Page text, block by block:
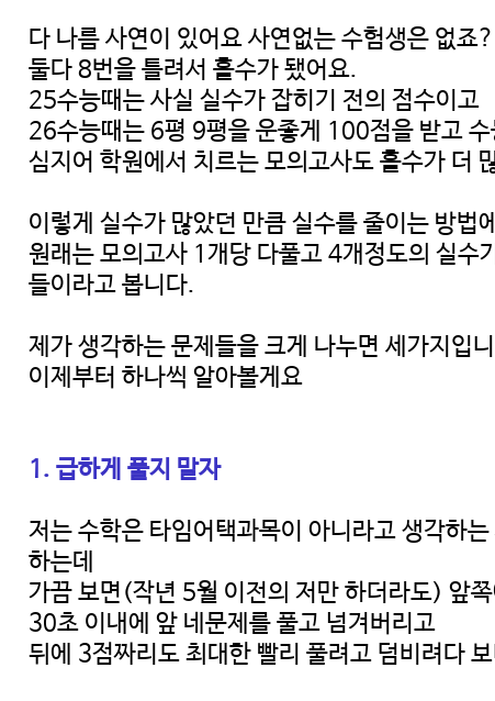
다 나름 사연이 있어요 사연없는 수험생은 없죠?
둘다 8번을 틀려서 홀수가 됐어요.
25수능때는 사실 실수가 잡히기 전의 점수이고
26수능때는 6평 9평을 운좋게 100점을 받고
심지어 학원에서 치르는 모의고사도 홀수가 더
이렇게 실수가 많았던 만큼 실수를 줄이는 방법
원래는 모의고사 1개당 다풀고 4개정도의 실수
들이라고 봅니다.
제가 생각하는 문제들을 크게 나누면 세가지입
이제부터 하나씩 알아볼게요
1. 급하게 풀지 말자
저는 수학은 타임어택과목이 아니라고 생각하
하는데
가끔 보면(작년 5월 이전의 저만 하더라도) 앞
30초 이내에 앞 네문제를 풀고 넘겨버리고
뒤에 3점짜리도 최대한 빨리 풀려고 덤비려다